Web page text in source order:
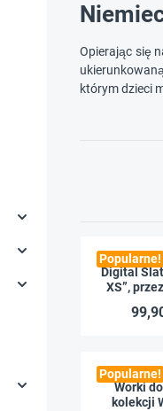
Opierając się
którym dzieci
Popularne!
Digital
XS”,
Popularne!
Worki
kolekcji